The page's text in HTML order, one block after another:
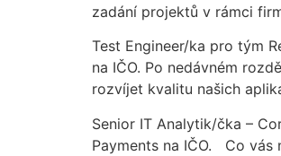
zadání projektů v rámci
Test Engineer/ka pro tým
na IČO. Po nedávném
rozvíjet kvalitu našich
Senior IT Analytik/čka –
Payments na IČO. Co vás